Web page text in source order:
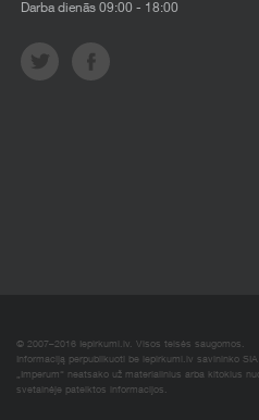
Darba dienās 09:00 - 18:00
© 2007–2016 Iepirkumi.lv. Visos teisės saugomos.
Informaciją perpublikuoti be iepirkumi.lv savininko
„Imperum“ neatsako už materialinius arba kitokius
svetainėje pateiktos informacijos.